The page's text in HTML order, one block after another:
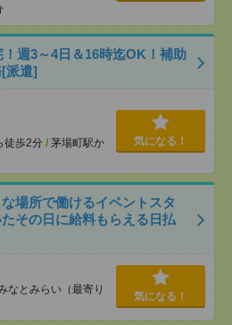
週3～4日＆16時迄OK！補助
派遣]
徒歩2分 / 茅場町駅か
気になる！
場所で働けるイベントスタ
その日に給料もらえる日払
なとみらい（最寄り
気になる！